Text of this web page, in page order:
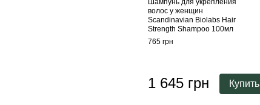
Шампунь для укрепления
волос у женщин
Scandinavian Biolabs Hair
Strength Shampoo 100мл
765 грн
1 645 грн Купить